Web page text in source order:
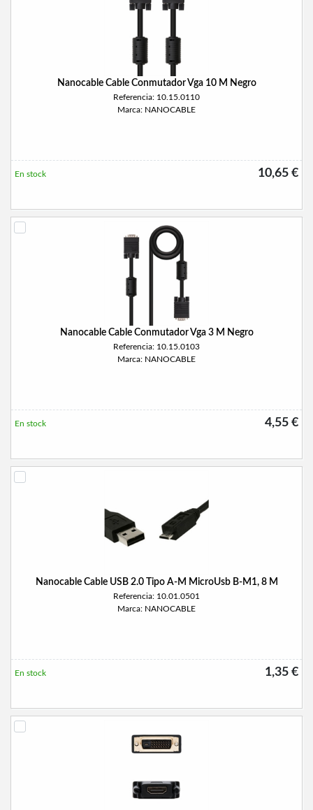
Nanocable Cable Conmutador Vga 10 M Negro
Referencia: 10.15.0110
Marca: NANOCABLE
10,65 €
En stock
Nanocable Cable Conmutador Vga 3 M Negro
Referencia: 10.15.0103
Marca: NANOCABLE
4,55 €
En stock
Nanocable Cable USB 2.0 Tipo A-M MicroUsb B-M1, 8 M
Referencia: 10.01.0501
Marca: NANOCABLE
1,35 €
En stock